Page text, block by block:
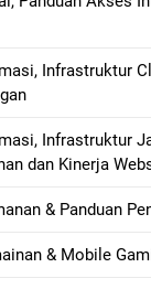
Infrastruktur
Infrastruktur
dan Kinerja
& Panduan
& Mobile